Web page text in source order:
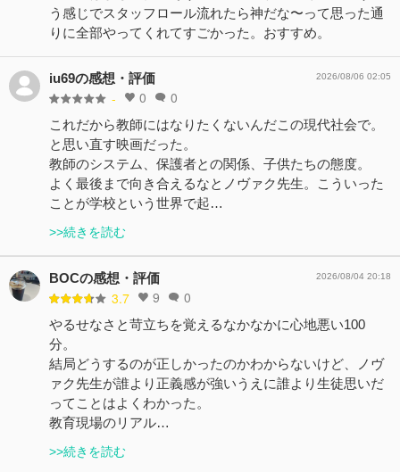
う感じでスタッフロール流れたら神だな〜って思った通
りに全部やってくれてすごかった。おすすめ。
iu69の感想・評価
- 0 0
2026/08/06 02:05
これだから教師にはなりたくないんだこの現代社会で。
と思い直す映画だった。
教師のシステム、保護者との関係、子供たちの態度。
よく最後まで向き合えるなとノヴァク先生。こういった
ことが学校という世界で起…
>>続きを読む
BOCの感想・評価
3.7 9 0
2026/08/04 20:18
やるせなさと苛立ちを覚えるなかなかに心地悪い100
分。
結局どうするのが正しかったのかわからないけど、ノヴ
ァク先生が誰より正義感が強いうえに誰より生徒思いだ
ってことはよくわかった。
教育現場のリアル…
>>続きを読む